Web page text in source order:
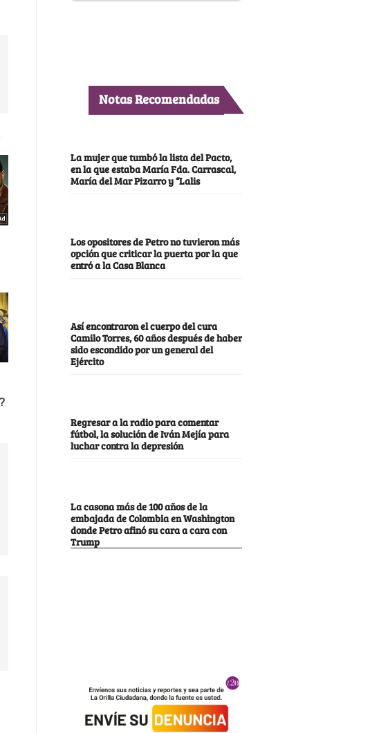
Notas Recomendadas
La mujer que tumbó la lista del Pacto,
en la que estaba María Fda. Carrascal,
María del Mar Pizarro y “Lalis
Los opositores de Petro no tuvieron más
opción que criticar la puerta por la que
entró a la Casa Blanca
Así encontraron el cuerpo del cura
Camilo Torres, 60 años después de haber
sido escondido por un general del
Ejército
Regresar a la radio para comentar
fútbol, la solución de Iván Mejía para
luchar contra la depresión
La casona más de 100 años de la
embajada de Colombia en Washington
donde Petro afinó su cara a cara con
Trump